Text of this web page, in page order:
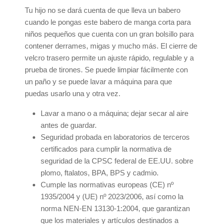
Tu hijo no se dará cuenta de que lleva un babero
cuando le pongas este babero de manga corta para
niños pequeños que cuenta con un gran bolsillo para
contener derrames, migas y mucho más. El cierre de
velcro trasero permite un ajuste rápido, regulable y a
prueba de tirones. Se puede limpiar fácilmente con
un paño y se puede lavar a máquina para que
puedas usarlo una y otra vez.
Lavar a mano o a máquina; dejar secar al aire
antes de guardar.
Seguridad probada en laboratorios de terceros
certificados para cumplir la normativa de
seguridad de la CPSC federal de EE.UU. sobre
plomo, ftalatos, BPA, BPS y cadmio.
Cumple las normativas europeas (CE) nº
1935/2004 y (UE) nº 2023/2006, así como la
norma NEN-EN 13130-1:2004, que garantizan
que los materiales y artículos destinados a